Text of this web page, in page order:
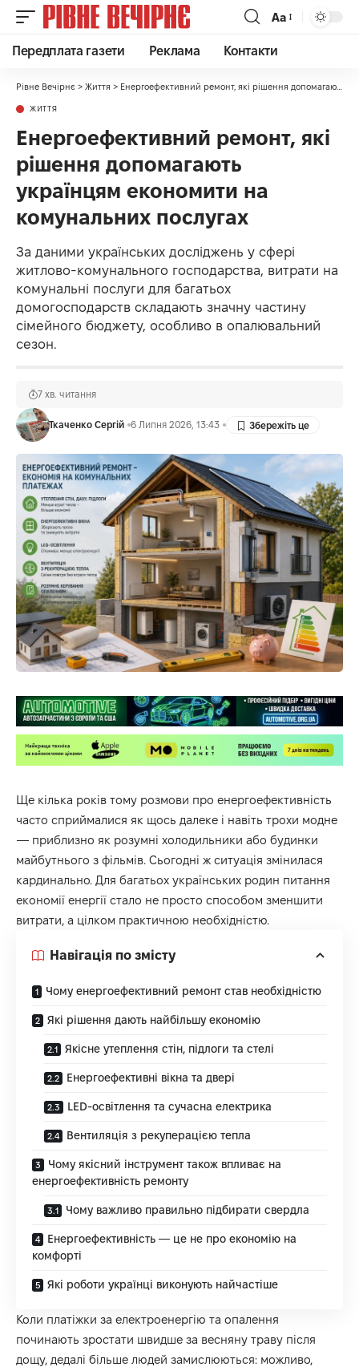
Аа
Передплата газети Реклама Контакти
Рівне Вечірнє > Життя > Енергоефективний ремонт, які рішення допомагають українцям економити на комунальних послугах
ЖИТТЯ
Енергоефективний ремонт, які
рішення допомагають
українцям економити на
комунальних послугах
За даними українських досліджень у сфері
житлово-комунального господарства, витрати на
комунальні послуги для багатьох
домогосподарств складають значну частину
сімейного бюджету, особливо в опалювальний
сезон.
Ткаченко Сергій 6 Липня 2026, 13:43
7 хв. читання
Ще кілька років тому розмови про енергоефективність
часто сприймалися як щось далеке і навіть трохи модне
— приблизно як розумні холодильники або будинки
майбутнього з фільмів. Сьогодні ж ситуація змінилася
кардинально. Для багатьох українських родин питання
економії енергії стало не просто способом зменшити
витрати, а цілком практичною необхідністю.
Навігація по змісту
Чому енергоефективний ремонт став необхідністю
Які рішення дають найбільшу економію
Якісне утеплення стін, підлоги та стелі
Енергоефективні вікна та двері
LED-освітлення та сучасна електрика
Вентиляція з рекуперацією тепла
Чому якісний інструмент також впливає на
енергоефективність ремонту
Чому важливо правильно підбирати свердла
Енергоефективність — це не про економію на
комфорті
Які роботи українці виконують найчастіше
Коли платіжки за електроенергію та опалення
починають зростати швидше за весняну траву після
дощу, дедалі більше людей замислюються: можливо,